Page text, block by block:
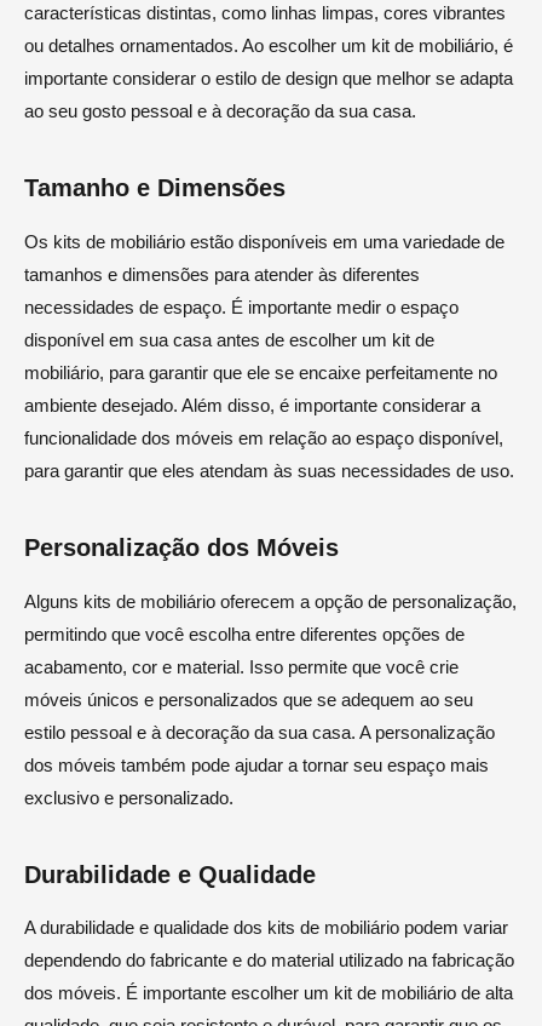
características distintas, como linhas limpas, cores vibrantes
ou detalhes ornamentados. Ao escolher um kit de mobiliário, é
importante considerar o estilo de design que melhor se adapta
ao seu gosto pessoal e à decoração da sua casa.
Tamanho e Dimensões
Os kits de mobiliário estão disponíveis em uma variedade de
tamanhos e dimensões para atender às diferentes
necessidades de espaço. É importante medir o espaço
disponível em sua casa antes de escolher um kit de
mobiliário, para garantir que ele se encaixe perfeitamente no
ambiente desejado. Além disso, é importante considerar a
funcionalidade dos móveis em relação ao espaço disponível,
para garantir que eles atendam às suas necessidades de uso.
Personalização dos Móveis
Alguns kits de mobiliário oferecem a opção de personalização,
permitindo que você escolha entre diferentes opções de
acabamento, cor e material. Isso permite que você crie
móveis únicos e personalizados que se adequem ao seu
estilo pessoal e à decoração da sua casa. A personalização
dos móveis também pode ajudar a tornar seu espaço mais
exclusivo e personalizado.
Durabilidade e Qualidade
A durabilidade e qualidade dos kits de mobiliário podem variar
dependendo do fabricante e do material utilizado na fabricação
dos móveis. É importante escolher um kit de mobiliário de alta